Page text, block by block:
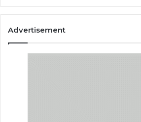
Advertisement